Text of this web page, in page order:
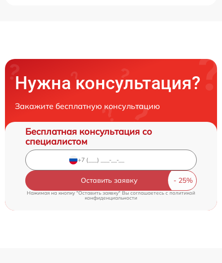
Нужна консультация?
Закажите бесплатную консультацию
Бесплатная консультация со
специалистом
Оставить заявку
Нажимая на кнопку "Оставить заявку" Вы соглашаетесь cполитикой
конфиденциальности